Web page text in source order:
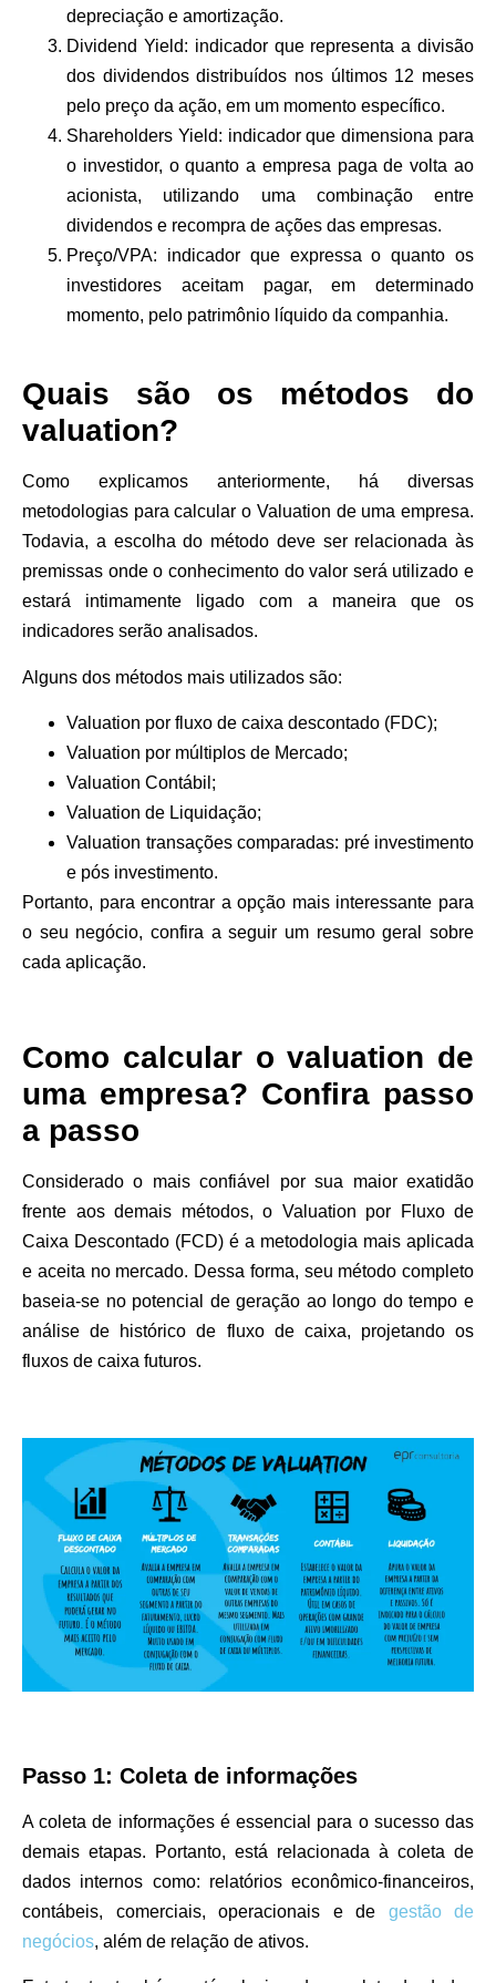
depreciação e amortização.
Dividend Yield: indicador que representa a divisão
dos dividendos distribuídos nos últimos 12 meses
pelo preço da ação, em um momento específico.
Shareholders Yield: indicador que dimensiona para
o investidor, o quanto a empresa paga de volta ao
acionista, utilizando uma combinação entre
dividendos e recompra de ações das empresas.
Preço/VPA: indicador que expressa o quanto os
investidores aceitam pagar, em determinado
momento, pelo patrimônio líquido da companhia.
Quais são os métodos do
valuation?
Como explicamos anteriormente, há diversas
metodologias para calcular o Valuation de uma empresa.
Todavia, a escolha do método deve ser relacionada às
premissas onde o conhecimento do valor será utilizado e
estará intimamente ligado com a maneira que os
indicadores serão analisados.
Alguns dos métodos mais utilizados são:
Valuation por fluxo de caixa descontado (FDC);
Valuation por múltiplos de Mercado;
Valuation Contábil;
Valuation de Liquidação;
Valuation transações comparadas: pré investimento
e pós investimento.
Portanto, para encontrar a opção mais interessante para
o seu negócio, confira a seguir um resumo geral sobre
cada aplicação.
Como calcular o valuation de
uma empresa? Confira passo
a passo
Considerado o mais confiável por sua maior exatidão
frente aos demais métodos, o Valuation por Fluxo de
Caixa Descontado (FCD) é a metodologia mais aplicada
e aceita no mercado. Dessa forma, seu método completo
baseia-se no potencial de geração ao longo do tempo e
análise de histórico de fluxo de caixa, projetando os
fluxos de caixa futuros.
Passo 1: Coleta de informações
A coleta de informações é essencial para o sucesso das
demais etapas. Portanto, está relacionada à coleta de
dados internos como: relatórios econômico-financeiros,
contábeis, comerciais, operacionais e de
gestão de
negócios, além de relação de ativos.